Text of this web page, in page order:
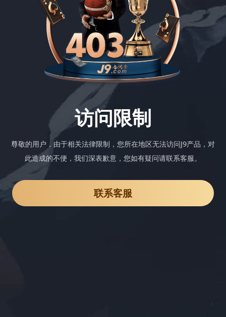
访问限制
尊敬的用户，由于相关法律限制，您所在地区无法访问J9产品，对
此造成的不便，我们深表歉意，您如有疑问请联系客服。
联系客服